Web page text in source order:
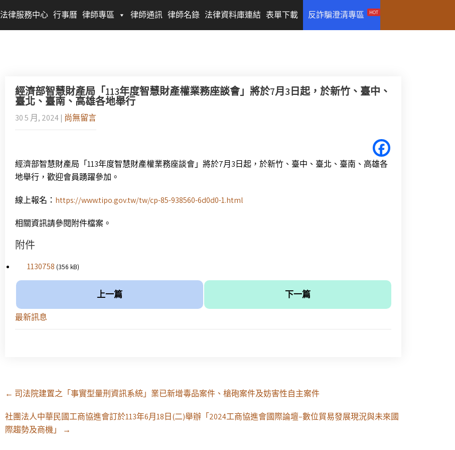
法律服務中心 行事曆 律師專區 律師通訊 律師名錄 法律資料庫連結 表單下載 反詐騙澄清專區 HOT
經濟部智慧財產局「113年度智慧財產權業務座談會」將於7月3日起，於新竹、臺中、
臺北、臺南、高雄各地舉行
30 5 月, 2024 | 尚無留言
經濟部智慧財產局「113年度智慧財產權業務座談會」將於7月3日起，於新竹、臺中、臺北、臺南、高雄各
地舉行，歡迎會員踴躍參加。
線上報名： https://www.tipo.gov.tw/tw/cp-85-938560-6d0d0-1.html
相關資訊請參閱附件檔案。
附件
1130758 (356 kB)
上一篇 下一篇
最新訊息
Post
navigation
← 司法院建置之「事實型量刑資訊系統」業已新增毒品案件、槍砲案件及妨害性自主案件
社團法人中華民國工商協進會訂於113年6月18日(二)舉辦「2024工商協進會國際論壇–數位貿易發展現況與未來國
際趨勢及商機」
→